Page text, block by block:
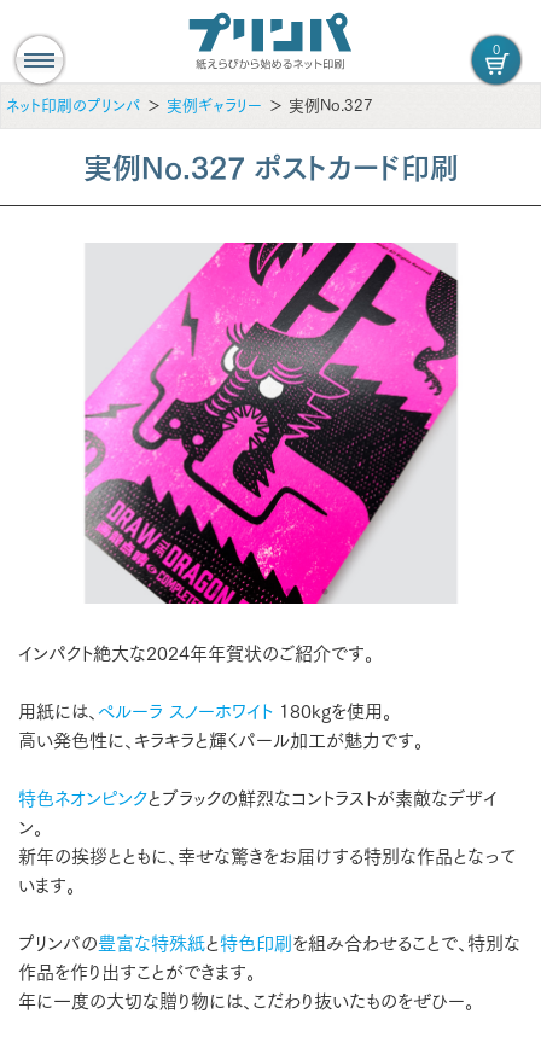
0
ネット印刷のプリンパ 実例ギャラリー 実例No.327
実例No.327 ポストカード印刷
インパクト絶大な2024年年賀状のご紹介です。
用紙には、 ペルーラ スノーホワイト 180kgを使用。
高い発色性に、キラキラと輝くパール加工が魅力です。
特色ネオンピンクとブラックの鮮烈なコントラストが素敵なデザイ
ン。
新年の挨拶とともに、幸せな驚きをお届けする特別な作品となって
います。
プリンパの豊富な特殊紙と特色印刷 を組み合わせることで、特別な
作品を作り出すことができます。
年に一度の大切な贈り物には、こだわり抜いたものをぜひー。